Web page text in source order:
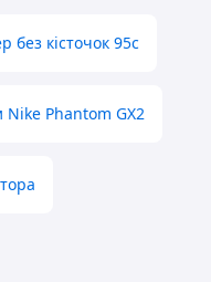
без кісточок 95с
Nike Phantom GX2